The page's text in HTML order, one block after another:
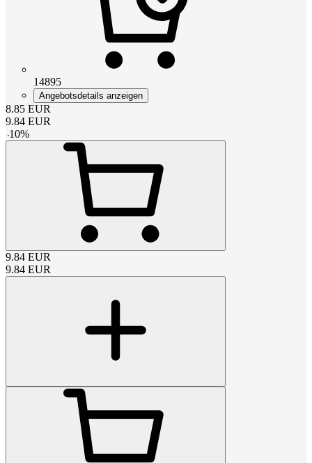
14895
Angebotsdetails anzeigen
8.85 EUR
9.84 EUR
-10%
9.84 EUR
9.84 EUR